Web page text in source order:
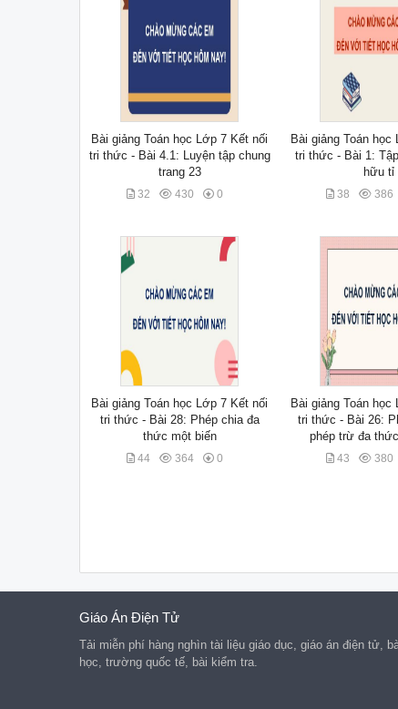
Bài giảng Toán học Lớp 7 Kết nối
tri thức - Bài 4.1: Luyện tập chung
trang 23
32 430 0
Bài giảng Toán học
tri thức - Bài 1:
hữu tỉ
38 386
Bài giảng Toán học Lớp 7 Kết nối
tri thức - Bài 28: Phép chia đa
thức một biến
44 364 0
Bài giảng Toán học
tri thức - Bài 26:
phép trừ đa
43 380
Giáo Án Điện Tử
Tải miễn phí hàng nghìn tài liệu giáo dục, giáo án điện tử,
học, trường quốc tế, bài kiểm tra.